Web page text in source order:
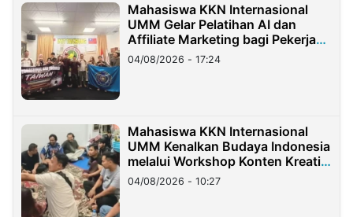
Mahasiswa KKN Internasional
UMM Gelar Pelatihan AI dan
Affiliate Marketing bagi Pekerja
Migran Indonesia di Taiwan
04/08/2026 - 17:24
Mahasiswa KKN Internasional
UMM Kenalkan Budaya Indonesia
melalui Workshop Konten Kreatif
di Taiwan
04/08/2026 - 10:27